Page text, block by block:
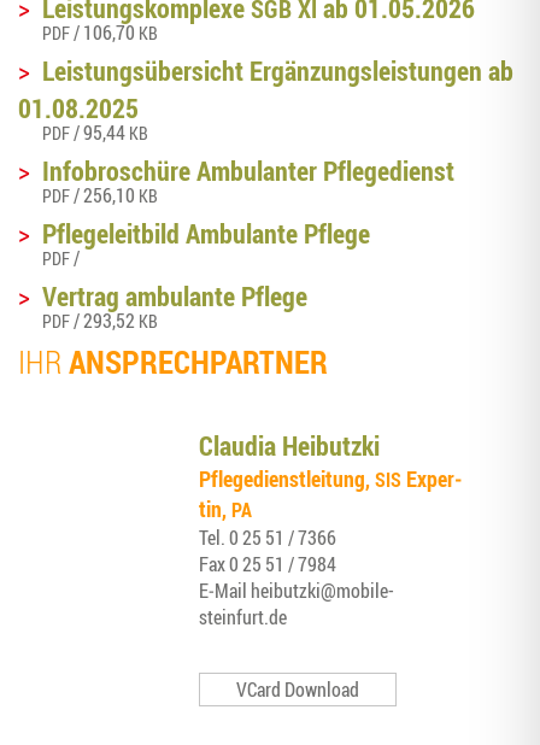
> Leis­tungs­kom­ple­xeSGBXI ab 01.05.2026
PDF/ 106,70 KB
> Leis­tungs­über­sicht Ergän­zungs­leis­tun­gen ab
01.08.2025
PDF/ 95,44 KB
> Info­bro­schü­re Ambu­lan­ter Pflegedienst
PDF/ 256,10 KB
> Pfle­ge­leit­bild Ambu­lan­te Pflege
PDF/
> Ver­trag ambu­lan­te Pflege
PDF/ 293,52 KB
IHR ANSPRECHPARTNER
Clau­dia Heibutzki
Pfle­ge­dienst­lei­tung,SIS Exper­
tin,PA
Tel.0 25 51 / 7366
Fax0 25 51 / 7984
E‑Mail heibutzki@mobile-
steinfurt.de
VCard Download